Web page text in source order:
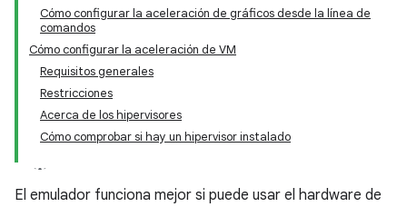
Cómo configurar la aceleración de gráficos desde la línea de
comandos
Cómo configurar la aceleración de VM
Requisitos generales
Restricciones
Acerca de los hipervisores
Cómo comprobar si hay un hipervisor instalado
El emulador funciona mejor si puede usar el hardware de